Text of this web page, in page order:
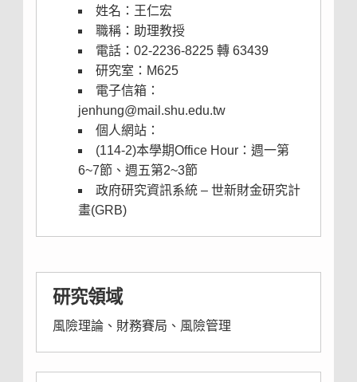
姓名：王仁宏
職稱：助理教授
電話：02-2236-8225 轉 63439
研究室：M625
電子信箱：
jenhung@mail.shu.edu.tw
個人網站：
(114-2)本學期Office Hour：週一第
6~7節、週五第2~3節
政府研究資訊系統 – 世新財金研究計
畫(GRB)
研究領域
風險理論、財務賽局、風險管理